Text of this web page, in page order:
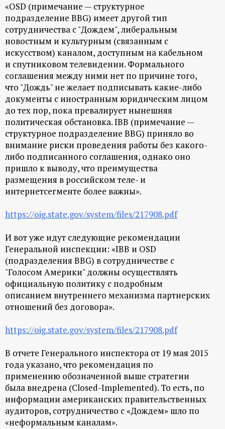
«OSD (примечание — структурное
подразделение BBG) имеет другой тип
сотрудничества с "Дождем", либеральным
новостным и культурным (связанным с
искусством) каналом, доступным на кабельном
и спутниковом телевидении. Формального
соглашения между ними нет по причине того,
что "Дождь" не желает подписывать какие-либо
документы с иностранным юридическим лицом
до тех пор, пока превалирует нынешняя
политическая обстановка. IBB (примечание —
структурное подразделение BBG) приняло во
внимание риски проведения работы без какого-
либо подписанного соглашения, однако оно
пришло к выводу, что преимущества
размещения в российском теле- и
интернетсегменте более важны».
https://oig.state.gov/system/files/217908.pdf
И вот уже идут следующие рекомендации
Генеральной инспекции: «IBB и OSD
(подразделения BBG) в сотрудничестве с
"Голосом Америки" должны осуществлять
официальную политику с подробным
описанием внутреннего механизма партнерских
отношений без договора».
https://oig.state.gov/system/files/217908.pdf
В отчете Генерального инспектора от 19 мая 2015
года указано, что рекомендация по
применению обозначенной выше стратегии
была внедрена (Сlosed-Implemented). То есть, по
информации американских правительственных
аудиторов, сотрудничество с «Дождем» шло по
«неформальным каналам».